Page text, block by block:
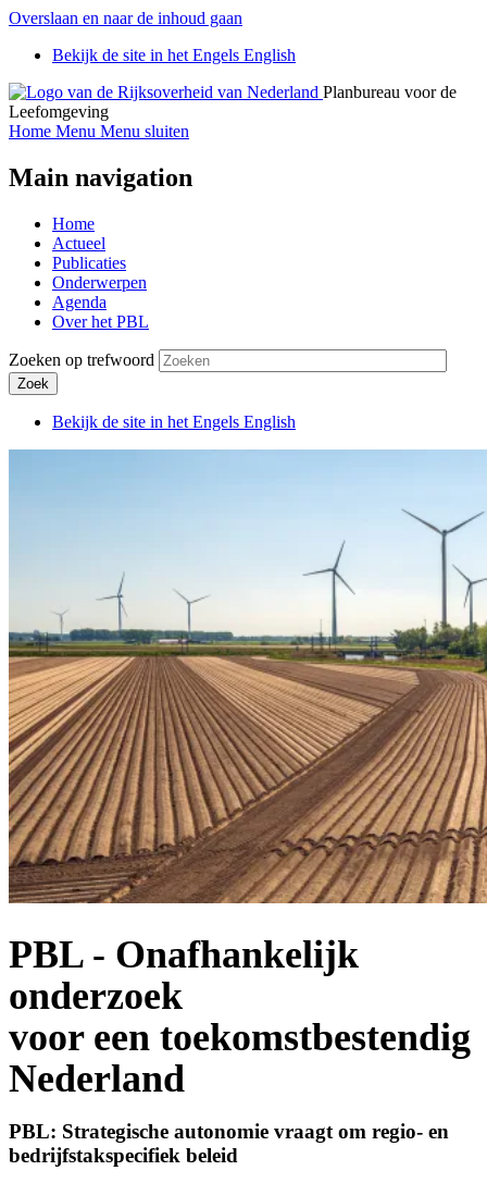
Overslaan en naar de inhoud gaan
Bekijk de site in het Engels English
Planbureau voor de
Leefomgeving
Home Menu Menu sluiten
Main navigation
Home
Actueel
Publicaties
Onderwerpen
Agenda
Over het PBL
Zoeken op trefwoord
Zoek
Bekijk de site in het Engels English
PBL - Onafhankelijk
onderzoek
voor een toekomstbestendig
Nederland
PBL: Strategische autonomie vraagt om regio- en
bedrijfstakspecifiek beleid